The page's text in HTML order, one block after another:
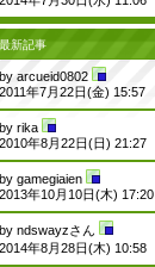
最新記事
byarcueid0802
2011年7月22日(金) 15:57
byrika
2010年8月22日(日) 21:27
bygamegiaien
2013年10月10日(木) 17:20
byndswayzさん
2014年8月28日(木) 10:58